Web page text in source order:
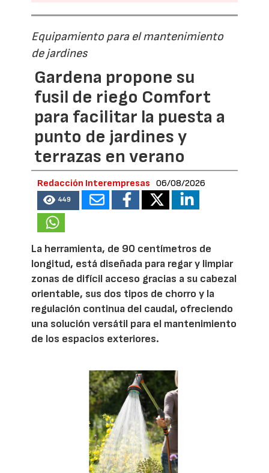
Equipamiento para el mantenimiento
de jardines
Gardena propone su
fusil de riego Comfort
para facilitar la puesta a
punto de jardines y
terrazas en verano
Redacción Interempresas 06/08/2026
449
La herramienta, de 90 centímetros de
longitud, está diseñada para regar y limpiar
zonas de difícil acceso gracias a su cabezal
orientable, sus dos tipos de chorro y la
regulación continua del caudal, ofreciendo
una solución versátil para el mantenimiento
de los espacios exteriores.